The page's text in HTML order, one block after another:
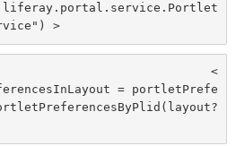
>
= portletPrefe